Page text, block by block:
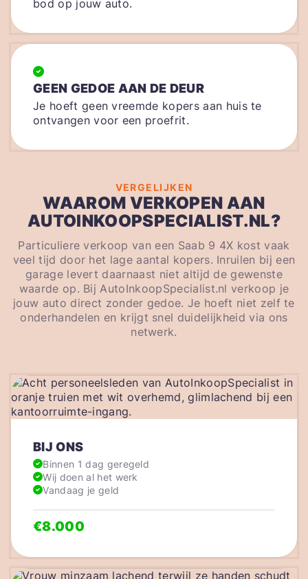
bod op jouw auto.
GEEN GEDOE AAN DE DEUR
Je hoeft geen vreemde kopers aan huis te
ontvangen voor een proefrit.
VERGELIJKEN
WAAROM VERKOPEN AAN
AUTOINKOOPSPECIALIST.NL?
Particuliere verkoop van een Saab 9 4X kost vaak
veel tijd door het lage aantal kopers. Inruilen bij een
garage levert daarnaast niet altijd de gewenste
waarde op. Bij AutoInkoopSpecialist.nl verkoop je
jouw auto direct zonder gedoe. Je hoeft niet zelf te
onderhandelen en krijgt snel duidelijkheid via ons
netwerk.
BIJ ONS
Binnen 1 dag geregeld
Wij doen al het werk
Vandaag je geld
€8.000